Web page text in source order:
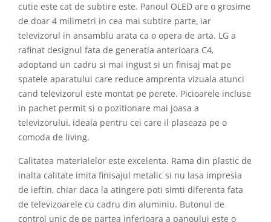
cutie este cat de subtire este. Panoul OLED are o grosime
de doar 4 milimetri in cea mai subtire parte, iar
televizorul in ansamblu arata ca o opera de arta. LG a
rafinat designul fata de generatia anterioara C4,
adoptand un cadru si mai ingust si un finisaj mat pe
spatele aparatului care reduce amprenta vizuala atunci
cand televizorul este montat pe perete. Picioarele incluse
in pachet permit si o pozitionare mai joasa a
televizorului, ideala pentru cei care il plaseaza pe o
comoda de living.
Calitatea materialelor este excelenta. Rama din plastic de
inalta calitate imita finisajul metalic si nu lasa impresia
de ieftin, chiar daca la atingere poti simti diferenta fata
de televizoarele cu cadru din aluminiu. Butonul de
control unic de pe partea inferioara a panoului este o